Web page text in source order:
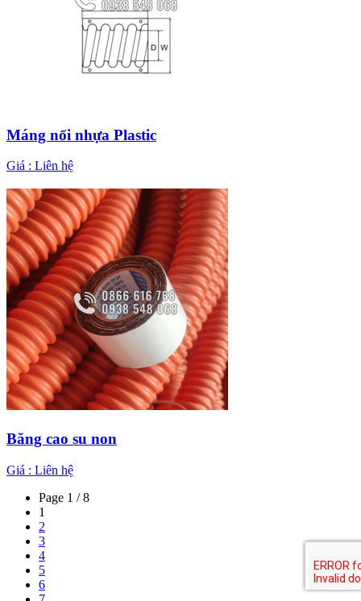
Máng nối nhựa Plastic
Giá : Liên hệ
Băng cao su non
Giá : Liên hệ
Page 1 / 8
1
2
3
4
5
6